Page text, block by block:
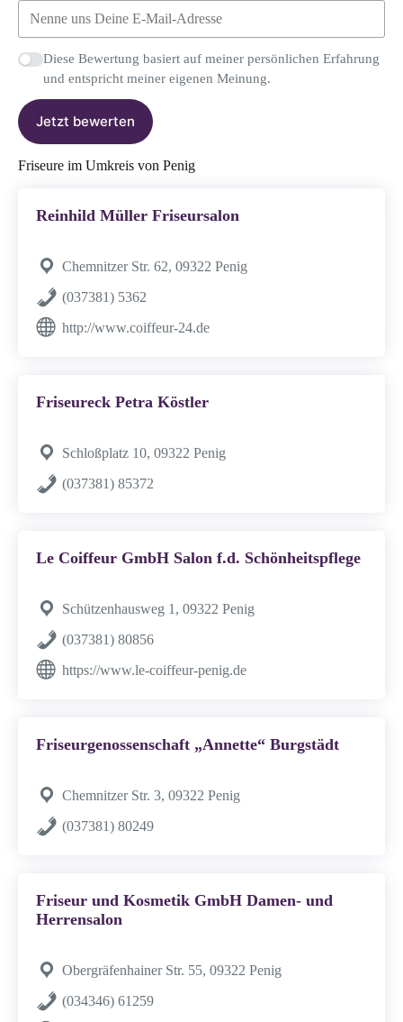
Diese Bewertung basiert auf meiner persönlichen Erfahrung
und entspricht meiner eigenen Meinung.
Jetzt bewerten
Friseure im Umkreis von Penig
Reinhild Müller Friseursalon
Chemnitzer Str. 62, 09322 Penig
(037381) 5362
http://www.coiffeur-24.de
Friseureck Petra Köstler
Schloßplatz 10, 09322 Penig
(037381) 85372
Le Coiffeur GmbH Salon f.d. Schönheitspflege
Schützenhausweg 1, 09322 Penig
(037381) 80856
https://www.le-coiffeur-penig.de
Friseurgenossenschaft „Annette“ Burgstädt
Chemnitzer Str. 3, 09322 Penig
(037381) 80249
Friseur und Kosmetik GmbH Damen- und
Herrensalon
Obergräfenhainer Str. 55, 09322 Penig
(034346) 61259